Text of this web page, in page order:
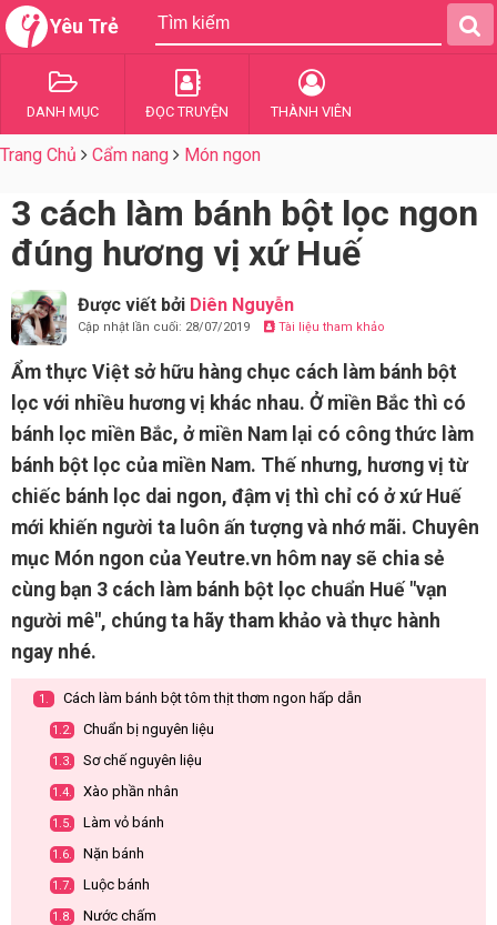
Yêu Trẻ
DANH MỤC ĐỌC TRUYỆN THÀNH VIÊN
Trang Chủ Cẩm nang Món ngon
3 cách làm bánh bột lọc ngon
đúng hương vị xứ Huế
Được viết bởi Diên Nguyễn
Cập nhật lần cuối: 28/07/2019 Tài liệu tham khảo
Ẩm thực Việt sở hữu hàng chục cách làm bánh bột
lọc với nhiều hương vị khác nhau. Ở miền Bắc thì có
bánh lọc miền Bắc, ở miền Nam lại có công thức làm
bánh bột lọc của miền Nam. Thế nhưng, hương vị từ
chiếc bánh lọc dai ngon, đậm vị thì chỉ có ở xứ Huế
mới khiến người ta luôn ấn tượng và nhớ mãi. Chuyên
mục Món ngon của Yeutre.vn hôm nay sẽ chia sẻ
cùng bạn 3 cách làm bánh bột lọc chuẩn Huế "vạn
người mê", chúng ta hãy tham khảo và thực hành
ngay nhé.
1. Cách làm bánh bột tôm thịt thơm ngon hấp dẫn
1.2. Chuẩn bị nguyên liệu
1.3. Sơ chế nguyên liệu
1.4. Xào phần nhân
1.5. Làm vỏ bánh
1.6. Nặn bánh
1.7. Luộc bánh
1.8. Nước chấm